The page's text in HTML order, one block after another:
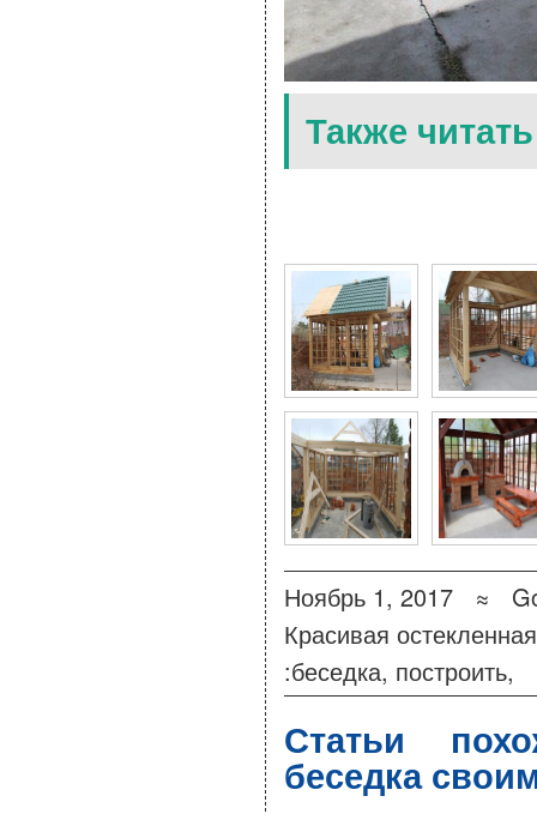
Также читать
Ноябрь 1, 2017 ≈
Красивая
:беседка, построить,
Статьи
беседка